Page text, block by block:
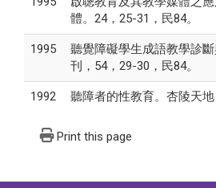
體。24，25-31，民84。
1995
聽覺障礙學生成語教學診
刊，54，29-30，民84。
1992 聽障者的性教育。杏陵天地
Print this page